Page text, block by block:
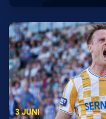
3 JUNI